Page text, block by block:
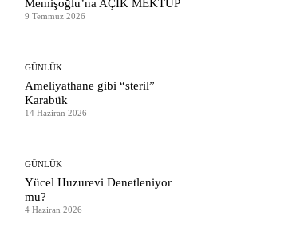
Memişoğlu’na AÇIK MEKTUP
9 Temmuz 2026
GÜNLÜK
Ameliyathane gibi “steril”
Karabük
14 Haziran 2026
GÜNLÜK
Yücel Huzurevi Denetleniyor
mu?
4 Haziran 2026